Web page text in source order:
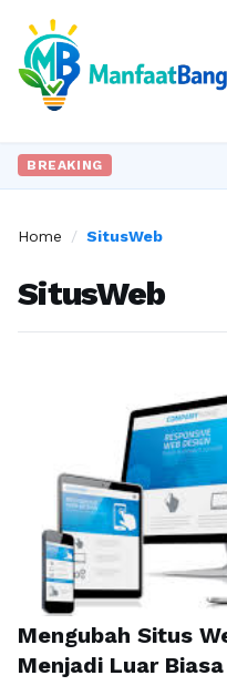
BREAKING
Home / SitusWeb
SitusWeb
Mengubah Situs
Menjadi Luar